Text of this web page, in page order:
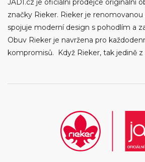
JADI.cz je oficiální prodejce originální
značky Rieker. Rieker je renomovanou
spojuje moderní design s pohodlím a
Obuv Rieker je navržena pro
kompromisů. Když Rieker, tak jedině z